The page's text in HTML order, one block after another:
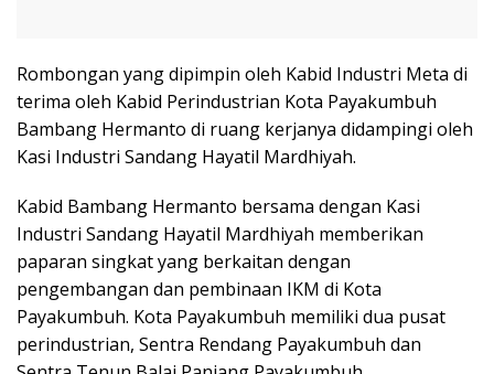
Rombongan yang dipimpin oleh Kabid Industri Meta di
terima oleh Kabid Perindustrian Kota Payakumbuh
Bambang Hermanto di ruang kerjanya didampingi oleh
Kasi Industri Sandang Hayatil Mardhiyah.
Kabid Bambang Hermanto bersama dengan Kasi
Industri Sandang Hayatil Mardhiyah memberikan
paparan singkat yang berkaitan dengan
pengembangan dan pembinaan IKM di Kota
Payakumbuh. Kota Payakumbuh memiliki dua pusat
perindustrian, Sentra Rendang Payakumbuh dan